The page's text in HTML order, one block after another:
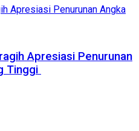
Apresiasi Penurunan
Tinggi